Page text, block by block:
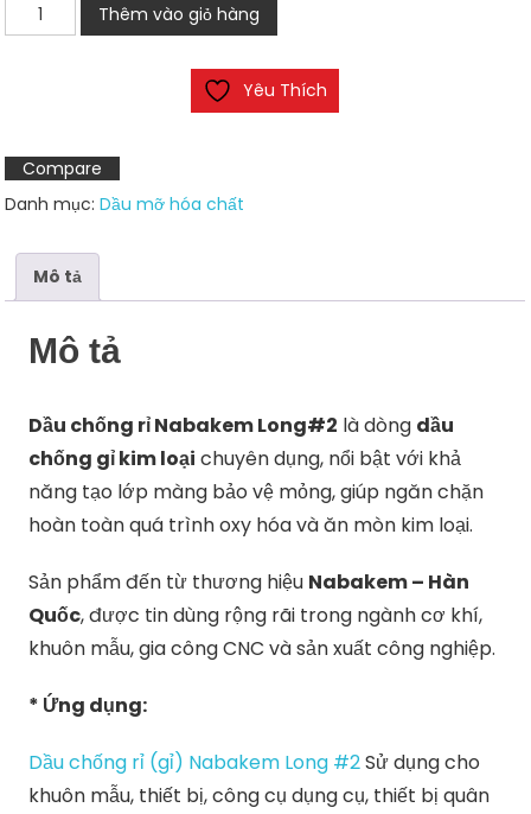
chống
Long#2
số
lượng
Thêm vào giỏ hàng
Yêu Thích
Compare
Danh mục:Dầu mỡ hóa chất
Mô tả
Mô tả
Dầu chống rỉ Nabakem Long#2 là dòng dầu
chống gỉ kim loại chuyên dụng, nổi bật với khả
năng tạo lớp màng bảo vệ mỏng, giúp ngăn chặn
hoàn toàn quá trình oxy hóa và ăn mòn kim loại.
Sản phẩm đến từ thương hiệu Nabakem – Hàn
Quốc, được tin dùng rộng rãi trong ngành cơ khí,
khuôn mẫu, gia công CNC và sản xuất công nghiệp.
* Ứng dụng:
Dầu chống rỉ (gỉ) Nabakem Long #2Sử dụng cho
khuôn mẫu, thiết bị, công cụ dụng cụ, thiết bị quân